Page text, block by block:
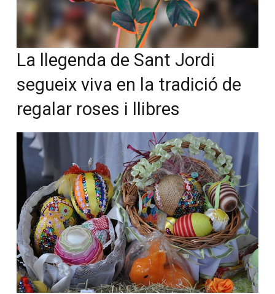
La llegenda de Sant Jordi
segueix viva en la tradició de
regalar roses i llibres